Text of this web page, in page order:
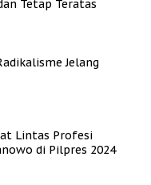
Tetap Teratas
Jelang
Lintas Profesi
di Pilpres 2024